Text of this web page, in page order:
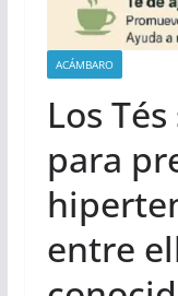
ACÁMBARO
Los
para
entre